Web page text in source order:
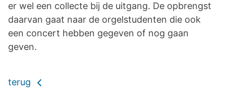
er wel een collecte bij de uitgang. De opbrengst
daarvan gaat naar de orgelstudenten die ook
een concert hebben gegeven of nog gaan
geven.
terug